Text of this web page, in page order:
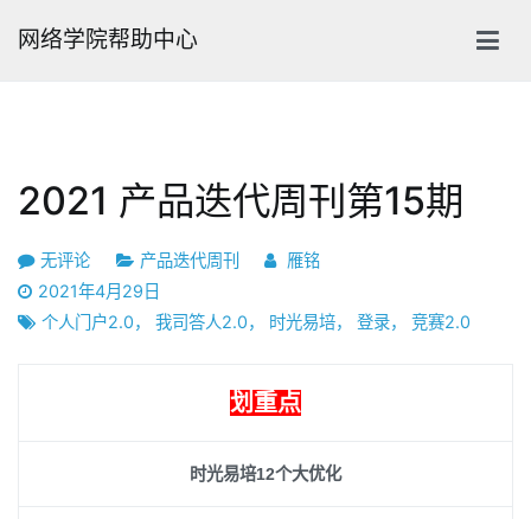
网络学院帮助中心
2021 产品迭代周刊第15期
2021
产
品
无评论 产品迭代周刊
雁铭
2021年4月29日
个人门户2.0， 我司答人2.0， 时光易培， 登录， 竞赛2.0
划重点
时光易培12个大优化